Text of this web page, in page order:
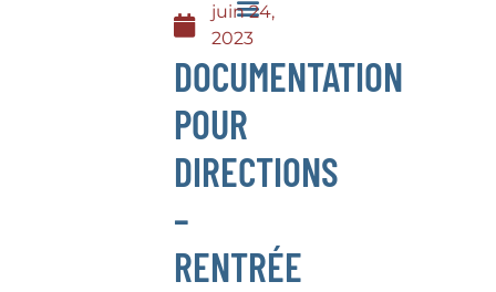
juin 24,
2023
DOCUMENTATION
POUR
DIRECTIONS
–
RENTRÉE